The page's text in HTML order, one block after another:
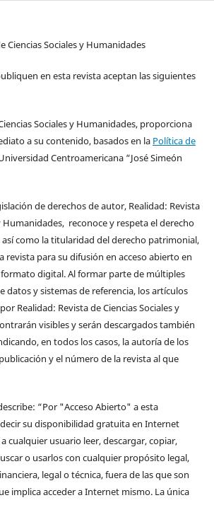
Ciencias Sociales y Humanidades
en esta revista aceptan las siguientes
Sociales y Humanidades, proporciona
a su contenido, basados en la Política de
Centroamericana “José Simeón
de derechos de autor, Realidad: Revista
Humanidades, reconoce y respeta el derecho
como la titularidad del derecho patrimonial,
revista para su difusión en acceso abierto en
digital. Al formar parte de múltiples
datos y sistemas de referencia, los artículos
Realidad: Revista de Ciencias Sociales y
visibles y serán descargados también
en todos los casos, la autoría de los
y el número de la revista al que
“Por "Acceso Abierto" a esta
su disponibilidad gratuita en Internet
cualquier usuario leer, descargar, copiar,
o usarlos con cualquier propósito legal,
legal o técnica, fuera de las que son
implica acceder a Internet mismo. La única